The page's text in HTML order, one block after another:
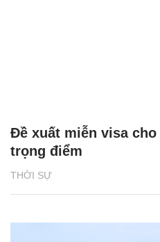
THỜI SỰ
Đề xuất miễn visa
trọng điểm